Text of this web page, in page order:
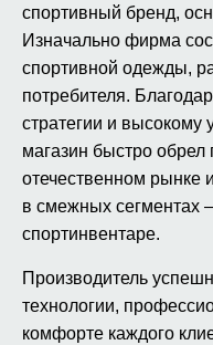
спортивный бренд,
Изначально фирма
спортивной одежды,
потребителя.
стратегии и высокому
магазин быстро обрел
отечественном рынке
в смежных сегментах
спортинвентаре.
Производитель
технологии,
комфорте каждого